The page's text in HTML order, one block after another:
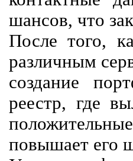
шансов, что
После того,
различным
создание
реестр, где
повышает его